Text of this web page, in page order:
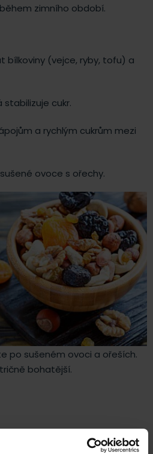
zimního období.
bílkoviny (vejce, ryby, tofu) a
stabilizuje cukr.
a rychlým cukrům mezi
ovoce s ořechy.
po sušeném ovoci a ořeších.
bohatější.